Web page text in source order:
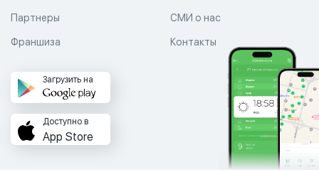
СМИ о нас
Контакты
Партнеры
Франшиза
Загрузить на
Доступно в
App Store